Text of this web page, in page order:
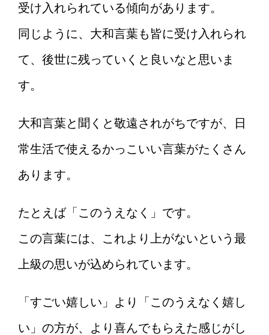
受け入れられている傾向があります。
同じように、大和言葉も皆に受け入れられ
て、後世に残っていくと良いなと思いま
す。
大和言葉と聞くと敬遠されがちですが、日
常生活で使えるかっこいい言葉がたくさん
あります。
たとえば「このうえなく」です。
この言葉には、これより上がないという最
上級の思いが込められています。
「すごい嬉しい」より「このうえなく嬉し
い」の方が、より喜んでもらえた感じがし